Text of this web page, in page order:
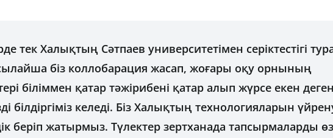
тек Халықтың Сәтпаев университетімен серіктестігі
біз коллобарация жасап, жоғары оқу орнының
біліммен қатар тәжірибені қатар алып жүрсе екен
білдіргіміз келеді. Біз Халықтың технологияларын
беріп жатырмыз. Түлектер зертханада тапсырмаларды